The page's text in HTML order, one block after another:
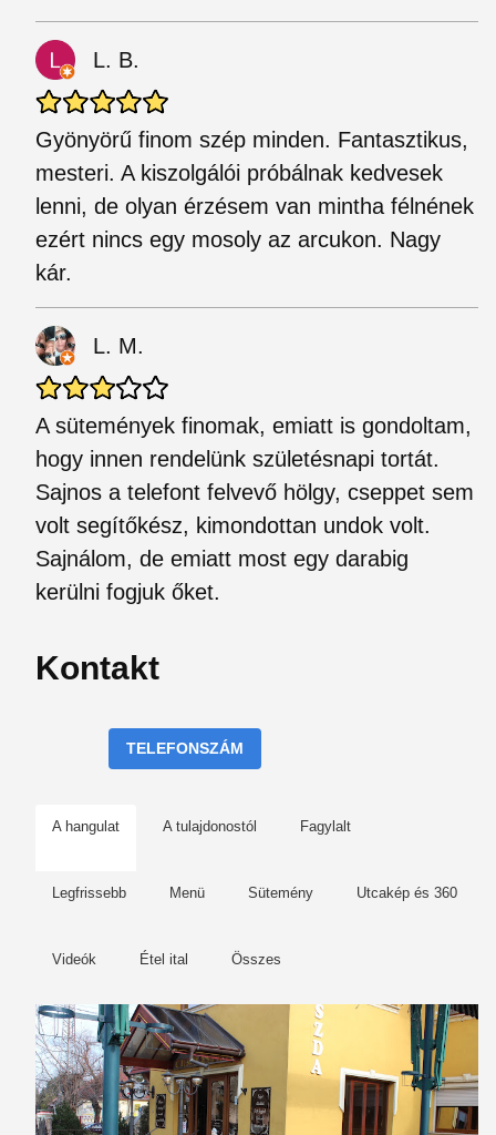
L. B.
Gyönyörű finom szép minden. Fantasztikus,
mesteri. A kiszolgálói próbálnak kedvesek
lenni, de olyan érzésem van mintha félnének
ezért nincs egy mosoly az arcukon. Nagy
kár.
L. M.
A sütemények finomak, emiatt is gondoltam,
hogy innen rendelünk születésnapi tortát.
Sajnos a telefont felvevő hölgy, cseppet sem
volt segítőkész, kimondottan undok volt.
Sajnálom, de emiatt most egy darabig
kerülni fogjuk őket.
Kontakt
TELEFONSZÁM
A hangulat A tulajdonostól Fagylalt
Legfrissebb Menü Sütemény Utcakép és 360
Videók Étel ital Összes